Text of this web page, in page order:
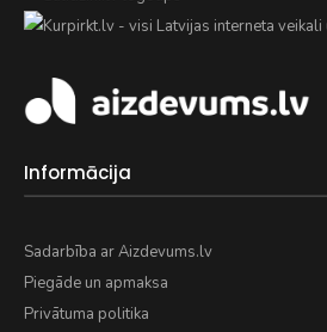
Informācija
Sadarbība ar Aizdevums.lv
Piegāde un apmaksa
Privātuma politika